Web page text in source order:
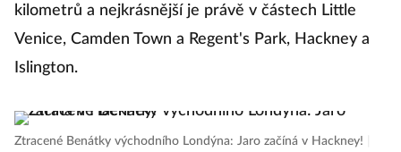
kilometrů a nejkrásnější je právě v částech Little
Venice, Camden Town a Regent's Park, Hackney a
Islington.
Ztracené Benátky východního Londýna: Jaro začíná v Hackney!